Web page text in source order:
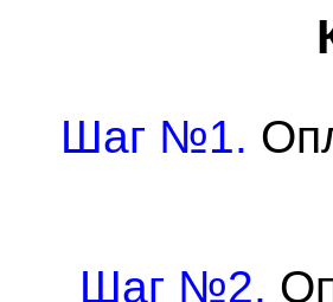
Шаг №1.
Шаг №2.